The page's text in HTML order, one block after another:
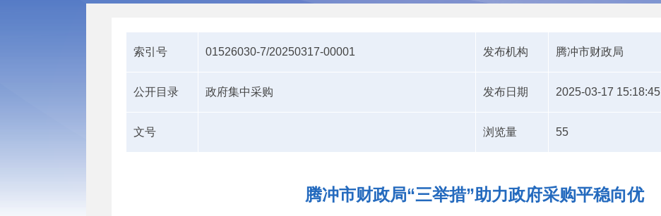
索引号 01526030-7/20250317-00001 发布机构 腾冲市财政局
公开目录 政府集中采购 发布日期 2025-03-17 15:18:45
文号 浏览量 55
腾冲市财政局“三举措”助力政府采购平稳向优